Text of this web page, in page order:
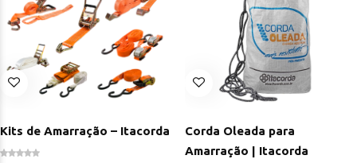
Kits de Amarração – Itacorda
Corda Oleada para
Amarração | Itacorda